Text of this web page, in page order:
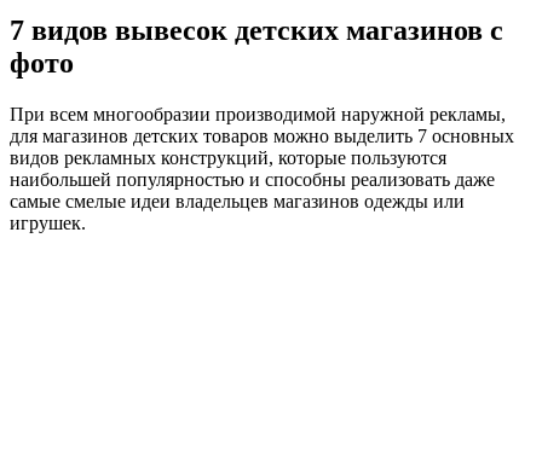
7 видов вывесок детских магазинов с
фото
При всем многообразии производимой наружной рекламы,
для магазинов детских товаров можно выделить 7 основных
видов рекламных конструкций, которые пользуются
наибольшей популярностью и способны реализовать даже
самые смелые идеи владельцев магазинов одежды или
игрушек.